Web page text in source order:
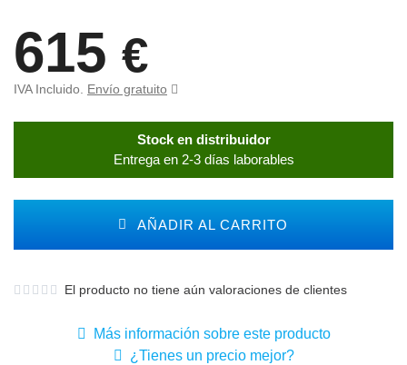
615 €
IVA Incluido. Envío gratuito
Stock en distribuidor
Entrega en 2-3 días laborables
AÑADIR AL CARRITO
El producto no tiene aún valoraciones de clientes
Más información sobre este producto
¿Tienes un precio mejor?